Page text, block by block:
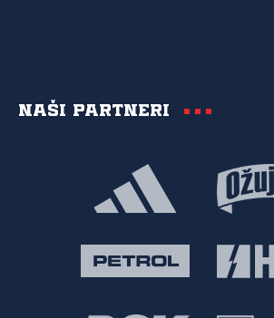
Naši partneri